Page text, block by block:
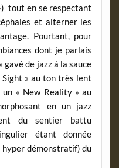
tout en se respectant
et alterner les
Pourtant, pour
dont je parlais
gavé de jazz à la sauce
» au ton très lent
« New Reality » au
en un jazz
du sentier battu
étant donnée
hyper démonstratif) du